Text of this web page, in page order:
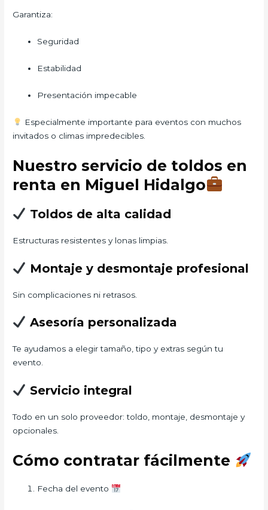
Garantiza:
Seguridad
Estabilidad
Presentación impecable
Especialmente importante para eventos con muchos
invitados o climas impredecibles.
Nuestro servicio de toldos en
renta en Miguel Hidalgo
Toldos de alta calidad
Estructuras resistentes y lonas limpias.
Montaje y desmontaje profesional
Sin complicaciones ni retrasos.
Asesoría personalizada
Te ayudamos a elegir tamaño, tipo y extras según tu
evento.
Servicio integral
Todo en un solo proveedor: toldo, montaje, desmontaje y
opcionales.
Cómo contratar fácilmente
Fecha del evento